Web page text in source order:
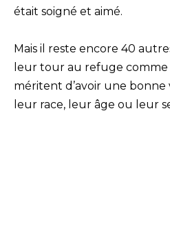
était soigné et aimé.
Mais il reste encore 40
leur tour au refuge comme
méritent d’avoir une bonne
leur race, leur âge ou leur